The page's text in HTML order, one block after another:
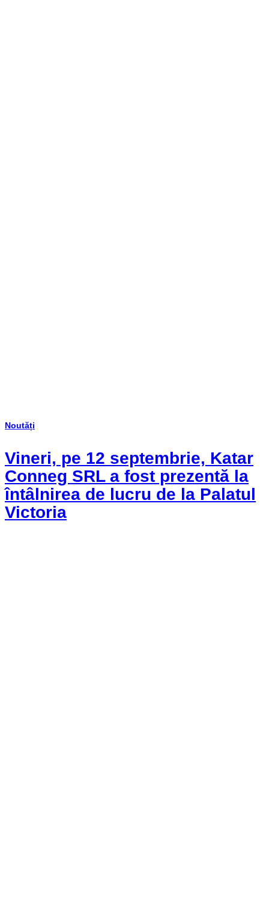
Noutăți
Vineri, pe 12 septembrie, Katar
Conneg SRL a fost prezentă la
întâlnirea de lucru de la Palatul
Victoria